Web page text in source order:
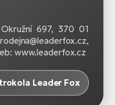
697, 370 01
www.leaderfox.cz
Leader Fox